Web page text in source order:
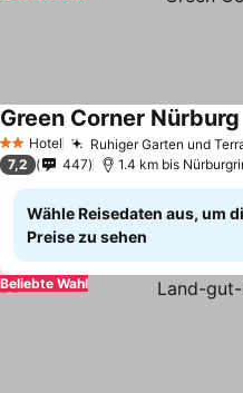
2 Sterne
Hotel Ruhiger Garten und
Green Corner Nürburg
7,2 447 1.4 km bis
Wähle Reisedaten aus, um
Preise zu sehen
Beliebte Wahl